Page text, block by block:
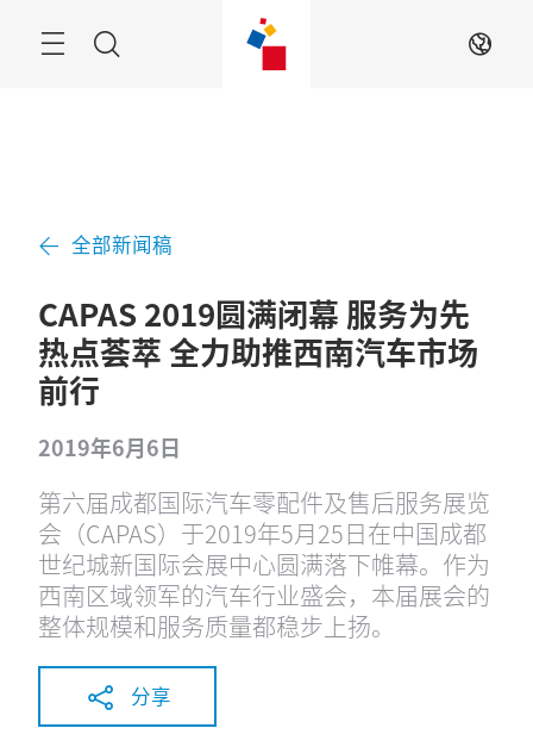
菜
ZH
全部新闻稿
CAPAS 2019圆满闭幕 服务为先
热点荟萃 全力助推西南汽车市场
前行
2019年6月6日
第六届成都国际汽车零配件及售后服务展览
会（CAPAS）于2019年5月25日在中国成都
世纪城新国际会展中心圆满落下帷幕。作为
西南区域领军的汽车行业盛会，本届展会的
整体规模和服务质量都稳步上扬。
分享